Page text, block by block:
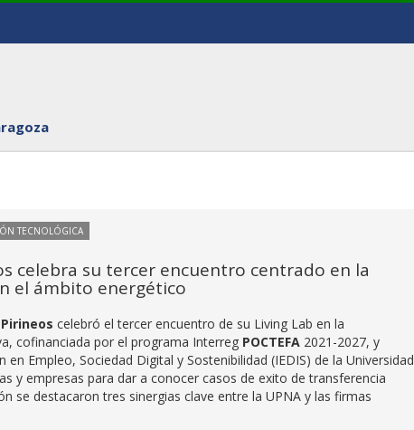
TECNOLÓGICA
celebra su tercer encuentro centrado en la
el ámbito energético
Pirineos celebró el tercer encuentro de su Living Lab en la
cofinanciada por el programa Interreg POCTEFA 2021-2027, y
Empleo, Sociedad Digital y Sostenibilidad (IEDIS) de la Universidad
y empresas para dar a conocer casos de exito de transferencia
se destacaron tres sinergias clave entre la UPNA y las firmas